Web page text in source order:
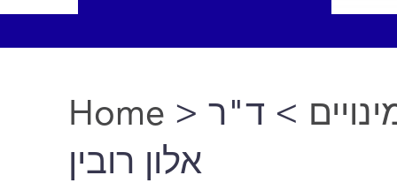
You are here
Home >> ד"ר
אלון רובין